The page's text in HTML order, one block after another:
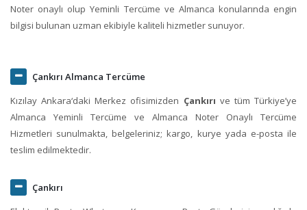
Noter onaylı olup Yeminli Tercüme ve Almanca konularında engin
bilgisi bulunan uzman ekibiyle kaliteli hizmetler sunuyor.
Çankırı Almanca Tercüme
Kızılay Ankara‘daki Merkez ofisimizden Çankırı ve tüm Türkiye’ye
Almanca Yeminli Tercüme ve Almanca Noter Onaylı Tercüme
Hizmetleri sunulmakta, belgeleriniz; kargo, kurye yada e-posta ile
teslim edilmektedir.
Çankırı